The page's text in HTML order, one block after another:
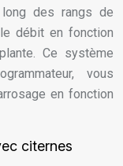
des rangs de
débit en fonction
Ce système
vous
en fonction
citernes